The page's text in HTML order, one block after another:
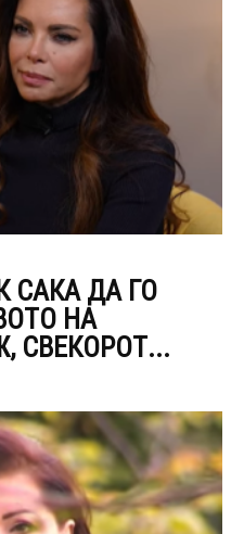
САКА ДА ГО
НА
СВЕКОРОТ...